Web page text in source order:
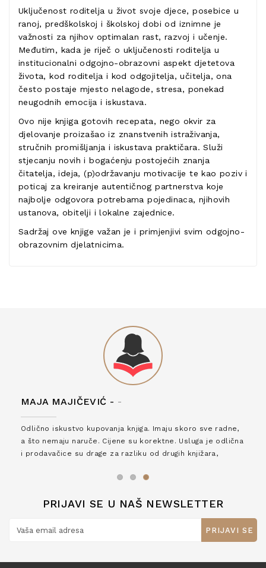
Uključenost roditelja u život svoje djece, posebice u
ranoj, predškolskoj i školskoj dobi od iznimne je
važnosti za njihov optimalan rast, razvoj i učenje.
Međutim, kada je riječ o uključenosti roditelja u
institucionalni odgojno-obrazovni aspekt djetetova
života, kod roditelja i kod odgojitelja, učitelja, ona
često postaje mjesto nelagode, stresa, ponekad
neugodnih emocija i iskustava.
Ovo nije knjiga gotovih recepata, nego okvir za
djelovanje proizašao iz znanstvenih istraživanja,
stručnih promišljanja i iskustava praktičara. Služi
stjecanju novih i bogaćenju postojećih znanja
čitatelja, ideja, (p)održavanju motivacije te kao poziv i
poticaj za kreiranje autentičnog partnerstva koje
najbolje odgovora potrebama pojedinaca, njihovih
ustanova, obitelji i lokalne zajednice.
Sadržaj ove knjige važan je i primjenjivi svim odgojno-
obrazovnim djelatnicima.
MAJA MAJIČEVIĆ - -
Odlično iskustvo kupovanja knjiga. Imaju skoro sve radne,
a što nemaju naruče. Cijene su korektne. Usluga je odlična
i prodavačice su drage za razliku od drugih knjižara,
PRIJAVI SE U NAŠ NEWSLETTER
PRIJAVI SE